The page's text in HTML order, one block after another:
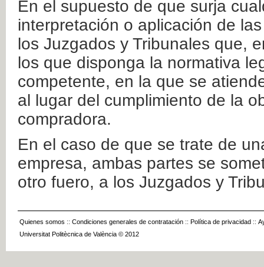
En el supuesto de que surja
interpretación o aplicación de
los Juzgados y Tribunales que,
los que disponga la normativa
competente, en la que se
al lugar del cumplimiento de la
compradora.
En el caso de que se trate de
empresa, ambas partes se
otro fuero, a los Juzgados y
Quienes somos :: Condiciones generales de contratación :: Política de privacidad ::
Universitat Politècnica de València © 2012